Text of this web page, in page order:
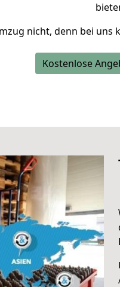
nicht, denn bei uns
Kostenlose